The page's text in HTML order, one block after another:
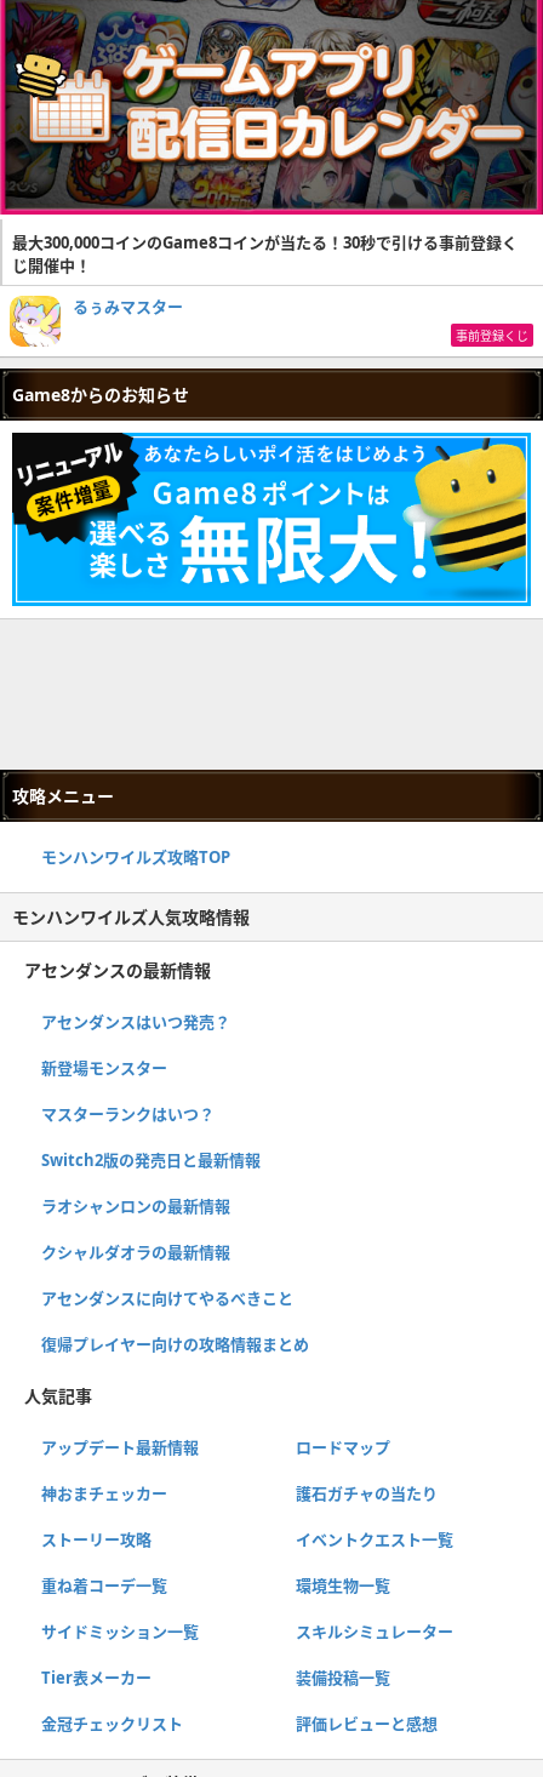
最大300,000コインのGame8コインが当たる！30秒で引ける事前登録く
じ開催中！
るぅみマスター
事前登録くじ
Game8からのお知らせ
攻略メニュー
モンハンワイルズ攻略TOP
モンハンワイルズ人気攻略情報
アセンダンスの最新情報
アセンダンスはいつ発売？
新登場モンスター
マスターランクはいつ？
Switch2版の発売日と最新情報
ラオシャンロンの最新情報
クシャルダオラの最新情報
アセンダンスに向けてやるべきこと
復帰プレイヤー向けの攻略情報まとめ
人気記事
アップデート最新情報 ロードマップ
神おまチェッカー 護石ガチャの当たり
ストーリー攻略 イベントクエスト一覧
重ね着コーデ一覧 環境生物一覧
サイドミッション一覧 スキルシミュレーター
Tier表メーカー 装備投稿一覧
金冠チェックリスト 評価レビューと感想